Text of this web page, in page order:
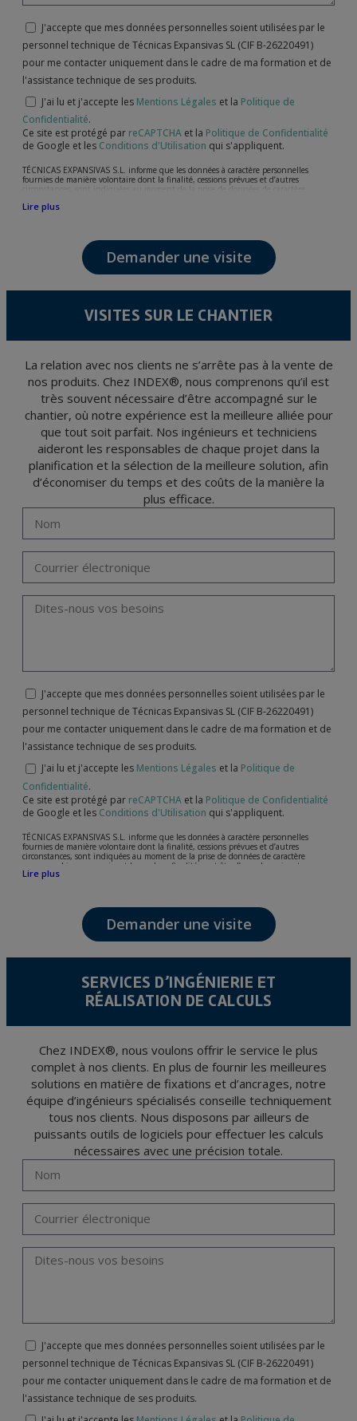
J'accepte que mes données personnelles soient utilisées par le
personnel technique de Técnicas Expansivas SL (CIF B-26220491)
pour me contacter uniquement dans le cadre de ma formation et de
l'assistance technique de ses produits.
J'ai lu et j'accepte les Mentions Légales et la Politique de
Confidentialité.
Ce site est protégé par reCAPTCHA et la Politique de Confidentialité
de Google et les Conditions d'Utilisation qui s'appliquent.
TÉCNICAS EXPANSIVAS S.L. informe que les données à caractère personnelles
fournies de manière volontaire dont la finalité, cessions prévues et d’autres
circonstances, sont indiquées au moment de la prise de données de caractère
l’attention de votre demande, litige ou requise, maintien de la relation établie, la
Les données de nos fichiers sont absolument confidentielles et seront traitées avec la
plus grande confidentialité et répondent à toutes les exigences prévues par la loi
15/1999 du 13 décembre sur la protection des données personnelles.
la santé, ces donnée n'étant pas cryptées.
et d'opposition en vertu des dispositions au Règlement Général sur la Protection des
votre pièce d’identité, à P.I. La Portalada II | c/ Segador 13, 26006 | Logroño (La
Rioja).
Lire plus
Demander une visite
VISITES SUR LE CHANTIER
La relation avec nos clients ne s’arrête pas à la vente de
nos produits. Chez INDEX®, nous comprenons qu’il est
très souvent nécessaire d’être accompagné sur le
chantier, où notre expérience est la meilleure alliée pour
que tout soit parfait. Nos ingénieurs et techniciens
aideront les responsables de chaque projet dans la
planification et la sélection de la meilleure solution, afin
d’économiser du temps et des coûts de la manière la
plus efficace.
J'accepte que mes données personnelles soient utilisées par le
personnel technique de Técnicas Expansivas SL (CIF B-26220491)
pour me contacter uniquement dans le cadre de ma formation et de
l'assistance technique de ses produits.
J'ai lu et j'accepte les Mentions Légales et la Politique de
Confidentialité.
Ce site est protégé par reCAPTCHA et la Politique de Confidentialité
de Google et les Conditions d'Utilisation qui s'appliquent.
TÉCNICAS EXPANSIVAS S.L. informe que les données à caractère personnelles
fournies de manière volontaire dont la finalité, cessions prévues et d’autres
circonstances, sont indiquées au moment de la prise de données de caractère
personne, bien que, suivant le cas, leur finalité peut être l’une des suivantes,
l’attention de votre demande, litige ou requise, maintien de la relation établie, la
Les données de nos fichiers sont absolument confidentielles et seront traitées avec la
plus grande confidentialité et répondent à toutes les exigences prévues par la loi
15/1999 du 13 décembre sur la protection des données personnelles.
Il est recommandé de ne pas envoyer de données strictement personnelles,
conformément à la législation de Protection des données, telles que celles relatives à
la santé, ces donnée n'étant pas cryptées.
L’usager peut à tout moment exercer son droit d'accès, de rectification, d'annulation
et d'opposition en vertu des dispositions au Règlement Général sur la Protection des
votre pièce d’identité, à P.I. La Portalada II | c/ Segador 13, 26006 | Logroño (La
Lire plus
Demander une visite
SERVICES D’INGÉNIERIE ET
RÉALISATION DE CALCULS
Chez INDEX®, nous voulons offrir le service le plus
complet à nos clients. En plus de fournir les meilleures
solutions en matière de fixations et d’ancrages, notre
équipe d’ingénieurs spécialisés conseille techniquement
tous nos clients. Nous disposons par ailleurs de
puissants outils de logiciels pour effectuer les calculs
nécessaires avec une précision totale.
J'accepte que mes données personnelles soient utilisées par le
personnel technique de Técnicas Expansivas SL (CIF B-26220491)
pour me contacter uniquement dans le cadre de ma formation et de
l'assistance technique de ses produits.